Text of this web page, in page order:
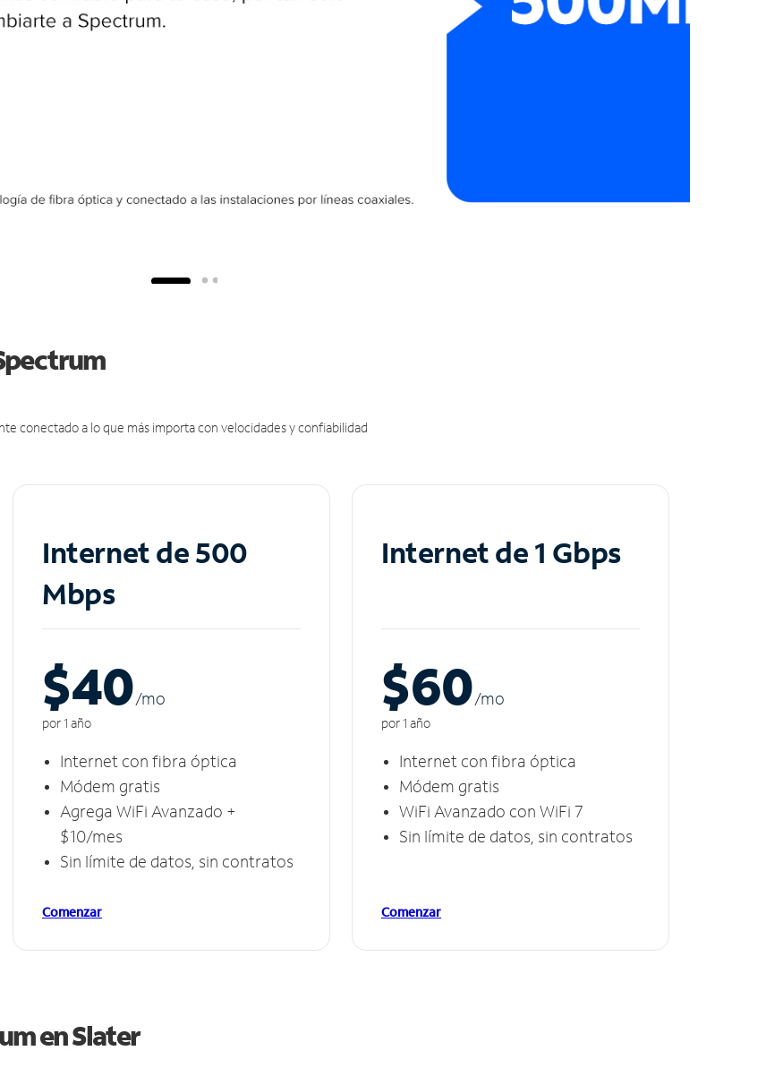
conectado a lo que más importa con velocidades y confiabilidad
Internet de 500
Mbps
$40/mo
por 1 año
Internet con fibra óptica
Módem gratis
Agrega WiFi Avanzado +
$10/mes
Sin límite de datos, sin contratos
Comenzar
Internet de 1 Gbps
$60/mo
por 1 año
Internet con fibra óptica
Módem gratis
WiFi Avanzado con WiFi 7
Sin límite de datos, sin contratos
Comenzar
enSlater